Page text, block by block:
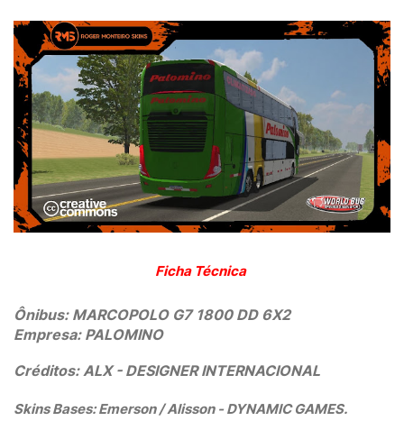
Ficha Técnica
Ônibus: MARCOPOLO G7 1800 DD 6X2
Empresa: PALOMINO
Créditos: ALX- DESIGNER INTERNACIONAL
Skins Bases: Emerson / Alisson - DYNAMIC GAMES.